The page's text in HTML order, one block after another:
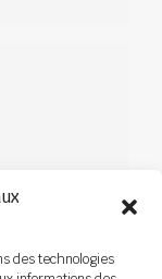
des technologies